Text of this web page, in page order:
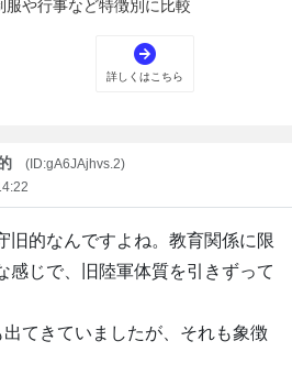
(ID:gA6JAjhvs.2)
旧的なんですよね。教育関係に限
感じで、旧陸軍体質を引きずって
てきていましたが、それも象徴